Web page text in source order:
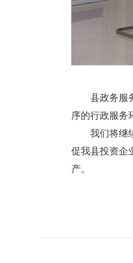
县政务服务
序的行政服务
我们将继续
促我县投资企
产。